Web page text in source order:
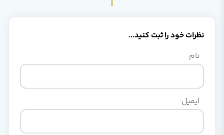
نظرات خود را ثبت کنید...
نام
ایمیل